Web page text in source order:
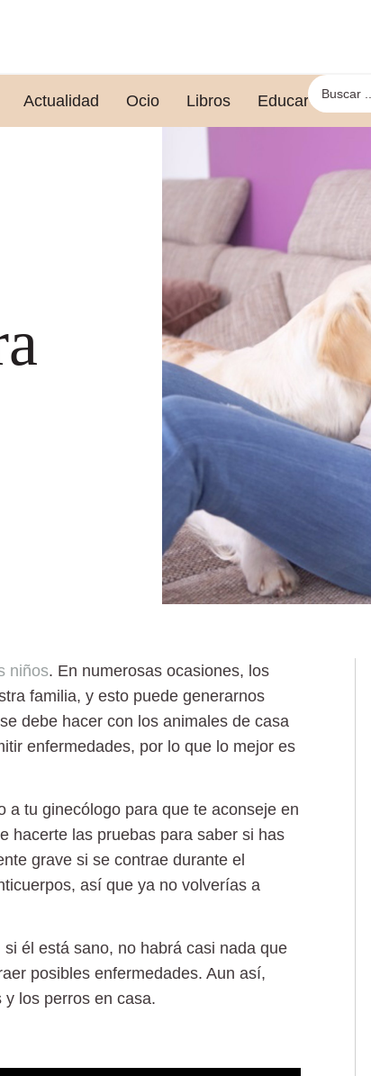
Actualidad Ocio Libros Educar leyendo
niños. En numerosas ocasiones, los
familia, y esto puede generarnos
debe hacer con los animales de casa
enfermedades, por lo que lo mejor es
a tu ginecólogo para que te aconseje en
hacerte las pruebas para saber si has
grave si se contrae durante el
así que ya no volverías a
si él está sano, no habrá casi nada que
posibles enfermedades. Aun así,
y los perros en casa.